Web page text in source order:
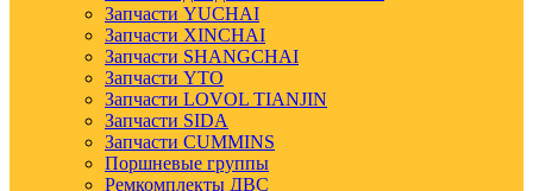
Запчасти YUCHAI
Запчасти XINCHAI
Запчасти SHANGCHAI
Запчасти YTO
Запчасти LOVOL TIANJIN
Запчасти SIDA
Запчасти CUMMINS
Поршневые группы
Ремкомплекты ДВС